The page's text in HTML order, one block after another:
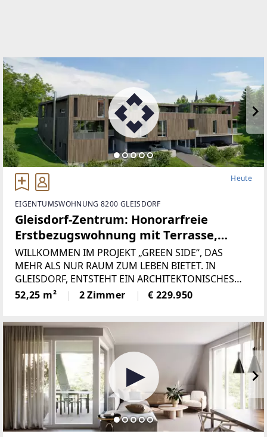
Heute
EIGENTUMSWOHNUNG 8200 GLEISDORF
Gleisdorf-Zentrum: Honorarfreie
Erstbezugswohnung mit Terrasse,
Garten und Parkdeck. Willkommen
zuhause im GREEN SIDE.
WILLKOMMEN IM PROJEKT „GREEN SIDE“, DAS
MEHR ALS NUR RAUM ZUM LEBEN BIETET. IN
GLEISDORF, ENTSTEHT EIN ARCHITEKTONISCHES
MEISTERWERK – EIN ORT, AN DEM MODERNES
DESIGN, NACHHALTIGE BAUWEISE UND DIE
EINHEIT BILDEN. MIT
52,25 m² 2 Zimmer € 229.950